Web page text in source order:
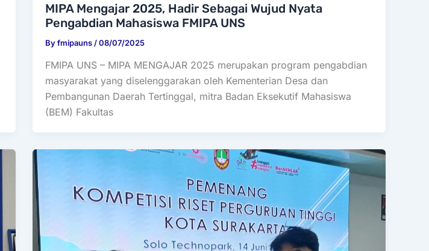
MIPA Mengajar 2025, Hadir Sebagai Wujud Nyata
Pengabdian Mahasiswa FMIPA UNS
Byfmipauns /08/07/2025
FMIPA UNS – MIPA MENGAJAR 2025 merupakan program pengabdian
masyarakat yang diselenggarakan oleh Kementerian Desa dan
Pembangunan Daerah Tertinggal, mitra Badan Eksekutif Mahasiswa
(BEM) Fakultas